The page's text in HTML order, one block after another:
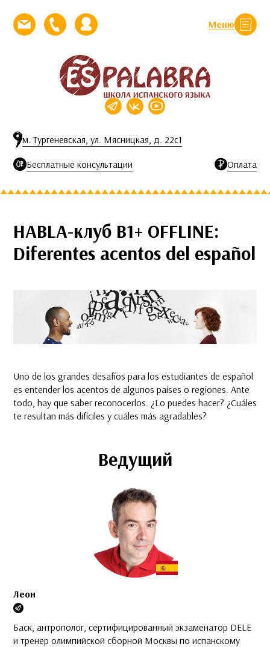
Меню
Закрыть
Напишите нам письмо
Позвоните намЛичный кабинет
м. Тургеневская, ул. Мясницкая, д. 22с1
Бесплатные консультации Оплата
HABLA-клуб B1+ OFFLINE:
Diferentes acentos del español
Uno de los grandes desafíos para los estudiantes de español
es entender los acentos de algunos países o regiones. Ante
todo, hay que saber reconocerlos. ¿Lo puedes hacer? ¿Cuáles
te resultan más difíciles y cuáles más agradables?
Ведущий
Леон
Баск, антрополог, сертифицированный экзаменатор DELE
и тренер олимпийской сборной Москвы по испанскому